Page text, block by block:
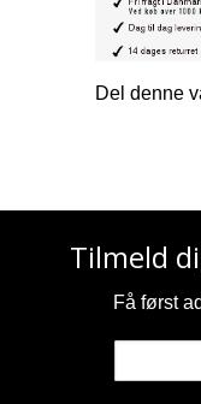
Del denne
Tilmeld
Få først